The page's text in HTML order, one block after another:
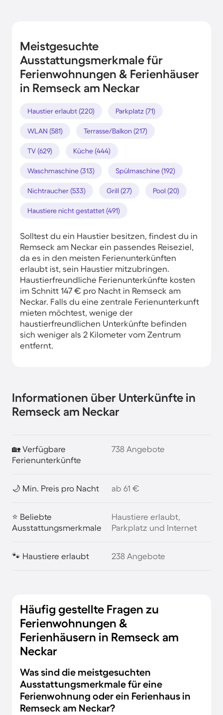
Meistgesuchte
Ausstattungsmerkmale für
Ferienwohnungen & Ferienhäuser
in Remseck am Neckar
Haustier erlaubt (220) Parkplatz (71)
WLAN (581) Terrasse/Balkon (217)
TV (629) Küche (444)
Waschmaschine (313) Spülmaschine (192)
Nichtraucher (533) Grill (27) Pool (20)
Haustiere nicht gestattet (491)
Solltest du ein Haustier besitzen, findest du in
Remseck am Neckar ein passendes Reiseziel,
da es in den meisten Ferienunterkünften
erlaubt ist, sein Haustier mitzubringen.
Haustierfreundliche Ferienunterkünfte kosten
im Schnitt 147 € pro Nacht in Remseck am
Neckar. Falls du eine zentrale Ferienunterkunft
mieten möchtest, wenige der
haustierfreundlichen Unterkünfte befinden
sich weniger als 2 Kilometer vom Zentrum
entfernt.
Informationen über Unterkünfte in
Remseck am Neckar
🏡 Verfügbare
Ferienunterkünfte
738 Angebote
🌙 Min. Preis pro Nacht ab 61 €
⭐ Beliebte
Ausstattungsmerkmale
Haustiere erlaubt,
Parkplatz und Internet
🐾 Haustiere erlaubt 238 Angebote
Häufig gestellte Fragen zu
Ferienwohnungen &
Ferienhäusern in Remseck am
Neckar
Was sind die meistgesuchten
Ausstattungsmerkmale für eine
Ferienwohnung oder ein Ferienhaus in
Remseck am Neckar?